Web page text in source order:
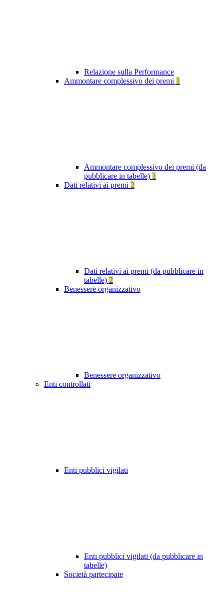
Relazione sulla Performance
Ammontare complessivo dei premi 1
Ammontare complessivo dei premi (da
pubblicare in tabelle) 1
Dati relativi ai premi 2
Dati relativi ai premi (da pubblicare in
tabelle) 2
Benessere organizzativo
Benessere organizzativo
Enti controllati
Enti pubblici vigilati
Enti pubblici vigilati (da pubblicare in
tabelle)
Società partecipate